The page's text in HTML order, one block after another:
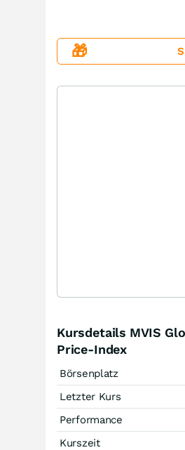
🎁
Kursdetails MVIS
Price-Index
Börsenplatz
Letzter Kurs
Performance
Kurszeit